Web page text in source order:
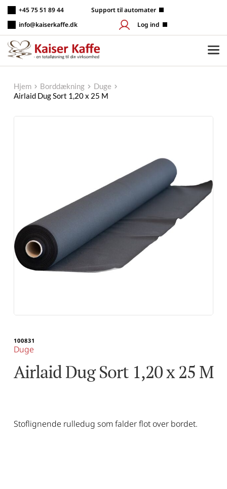
indhold
+45 75 51 89 44
info@kaiserkaffe.dk
Support til automater
Log ind
Hjem Borddækning
Duge
Airlaid Dug Sort 1,20 x 25 M
100831
Duge
Airlaid Dug Sort 1,20 x 25 M
Stoflignende rulledug som falder flot over bordet.